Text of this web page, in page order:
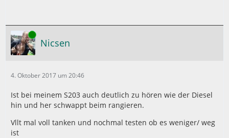
Online
Nicsen
4. Oktober 2017 um 20:46
Ist bei meinem S203 auch deutlich zu hören wie der Diesel
hin und her schwappt beim rangieren.
Vllt mal voll tanken und nochmal testen ob es weniger/ weg
ist